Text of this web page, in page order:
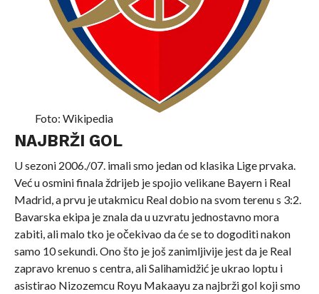
Foto: Wikipedia
NAJBRŽI GOL
U sezoni 2006./07. imali smo jedan od klasika Lige prvaka.
Već u osmini finala ždrijeb je spojio velikane Bayern i Real
Madrid, a prvu je utakmicu Real dobio na svom terenu s 3:2.
Bavarska ekipa je znala da u uzvratu jednostavno mora
zabiti, ali malo tko je očekivao da će se to dogoditi nakon
samo 10 sekundi. Ono što je još zanimljivije jest da je Real
zapravo krenuo s centra, ali Salihamidžić je ukrao loptu i
asistirao Nizozemcu Royu Makaayu za najbrži gol koji smo